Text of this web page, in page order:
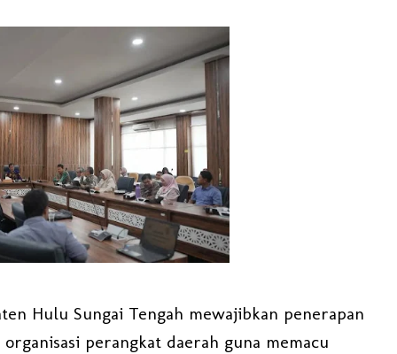
Hulu Sungai Tengah mewajibkan penerapan
perangkat daerah guna memacu